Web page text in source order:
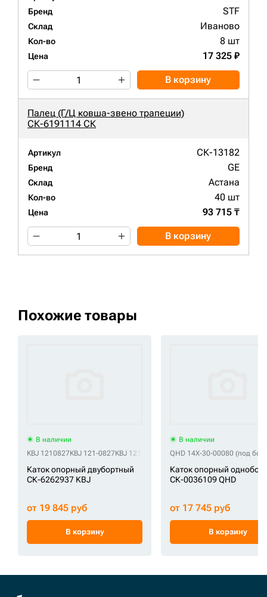
Бренд STF
Склад Иваново
Кол-во 8 шт
Цена 17 325 ₽
В корзину
Палец (Г/Ц ковша-звено трапеции)
СК-6191114 СК
Артикул СК-13182
Бренд GE
Склад Астана
Кол-во 40 шт
Цена 93 715 ₸
В корзину
Похожие товары
В наличии
KBJ 1210827KBJ 121-0827KBJ 1210830 KBJ 121-0830KBJ 2-2971KBJ
Каток опорный двубортный
СК-6262937 KBJ
от 19 845 руб
В корзину
В наличии
QHD 14X-30-00080 (под
Каток опорный
СК-0036109 QHD
от 17 745 руб
В корзину